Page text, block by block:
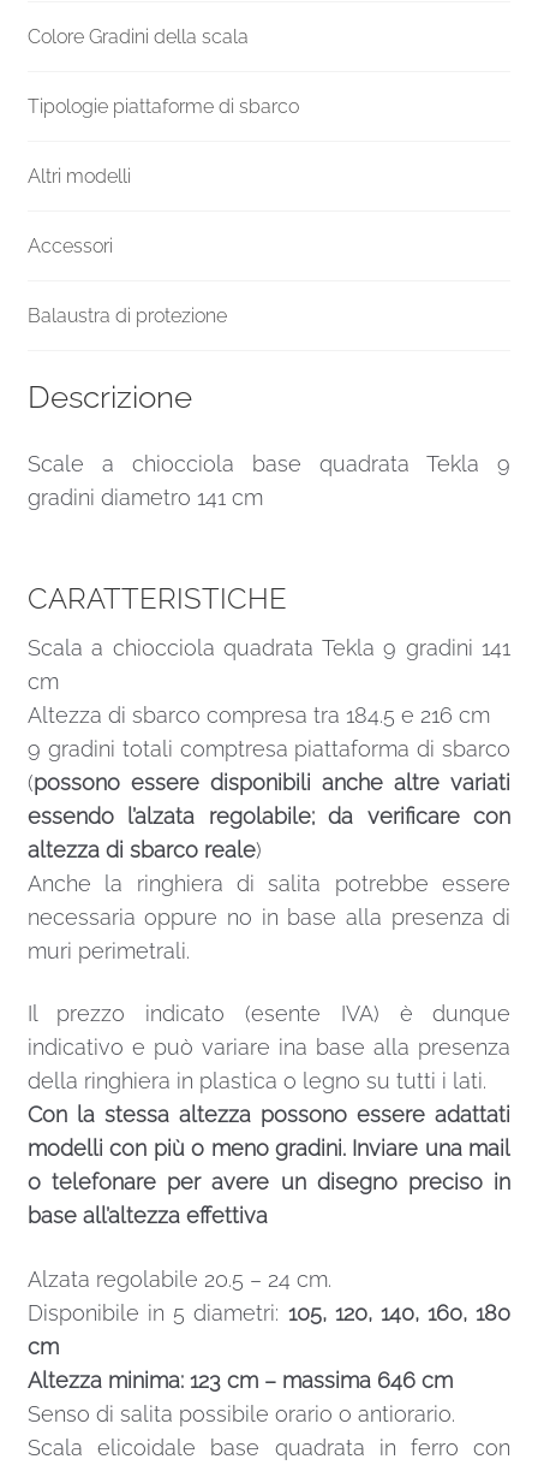
Colore Gradini della scala
Tipologie piattaforme di sbarco
Altri modelli
Accessori
Balaustra di protezione
Descrizione
Scale a chiocciola base quadrata Tekla 9
gradini diametro 141 cm
CARATTERISTICHE
Scala a chiocciola quadrata Tekla 9 gradini 141
cm
Altezza di sbarco compresa tra 184.5 e 216 cm
9 gradini totali comptresa piattaforma di sbarco
(possono essere disponibili anche altre variati
essendo l’alzata regolabile; da verificare con
altezza di sbarco reale)
Anche la ringhiera di salita potrebbe essere
necessaria oppure no in base alla presenza di
muri perimetrali.
Il prezzo indicato (esente IVA) è dunque
indicativo e può variare ina base alla presenza
della ringhiera in plastica o legno su tutti i lati.
Con la stessa altezza possono essere adattati
modelli con più o meno gradini. Inviare una mail
o telefonare per avere un disegno preciso in
base all’altezza effettiva
Alzata regolabile 20.5 – 24 cm.
Disponibile in 5 diametri: 105, 120, 140, 160, 180
cm
Altezza minima: 123 cm – massima 646 cm
Senso di salita possibile orario o antiorario.
Scala elicoidale base quadrata in ferro con